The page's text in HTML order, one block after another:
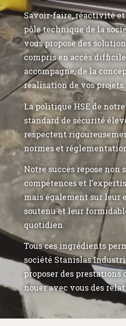
Savoir-faire, réactivité
pôle technique de la
vous propose des
compris en accès
accompagne, de la
réalisation de vos projets.
La politique HSE de
standard de sécurité
respectent
normes et
Notre succès repose non
compétences et
mais également sur leur
soutenu et leur
quotidien.
Tous ces ingrédients
société Stanislas
proposer des prestations
nouer avec vous des